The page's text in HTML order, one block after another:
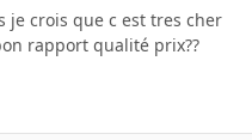
je crois que c est tres cher
rapport qualité prix??